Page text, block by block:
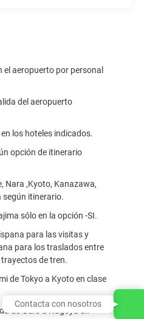
el aeropuerto por personal
del aeropuerto
los hoteles indicados.
opción de itinerario
Nara ,Kyoto, Kanazawa,
según itinerario.
sólo en la opción -SI.
para las visitas y
para los traslados entre
de tren.
de Tokyo a Kyoto en clase
de Gero a Nagoya en
Contacta con nosotros